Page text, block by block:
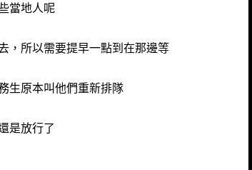
當地人呢
，所以需要提早一點到在那邊等
生原本叫他們重新排隊
是放行了